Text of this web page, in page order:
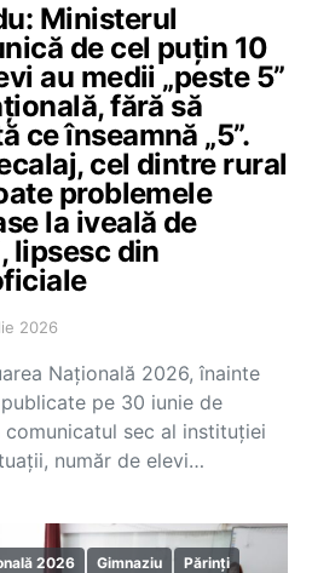
Ministerul
de cel puțin 10
au medii „peste 5”
fără să
ce înseamnă „5”.
cel dintre rural
problemele
la iveală de
lipsesc din
2026
Națională 2026, înainte
pe 30 iunie de
comunicatul sec al instituției
număr de elevi…
2026 Gimnaziu
Părinți